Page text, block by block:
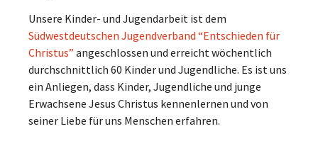
Unsere Kinder- und Jugendarbeit ist dem
Südwestdeutschen Jugendverband “Entschieden für
Christus” angeschlossen und erreicht wöchentlich
durchschnittlich 60 Kinder und Jugendliche. Es ist uns
ein Anliegen, dass Kinder, Jugendliche und junge
Erwachsene Jesus Christus kennenlernen und von
seiner Liebe für uns Menschen erfahren.